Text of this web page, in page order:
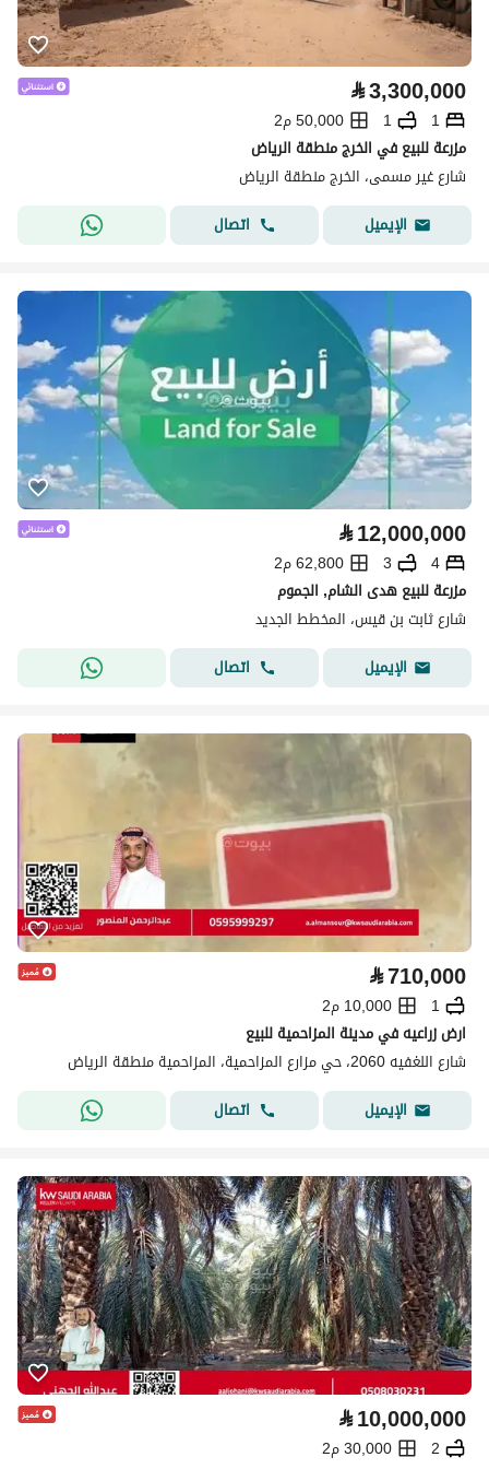
⃁3,300,000
1
1
50,000 م2
مزرعة للبيع في الخرج منطقة الرياض
شارع غير مسمى، الخرج منطقة الرياض
الإيميل
اتصال
⃁12,000,000
4
3
62,800 م2
مزرعة للبيع هدى الشام, الجموم
شارع ثابت بن قيس، المخطط الجديد
الإيميل
اتصال
⃁710,000
1
10,000 م2
ارض زراعيه في مدينة المزاحمية للبيع
شارع اللغفيه 2060، حي مزارع المزاحمية، المزاحمية منطقة الرياض
الإيميل
اتصال
⃁10,000,000
2
30,000 م2